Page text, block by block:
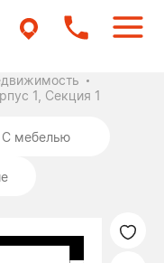
1, Секция 1
С мебелью